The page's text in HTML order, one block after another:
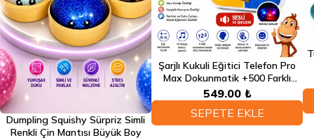
Dumpling Squishy Sürpriz Simli
Renkli Çin Mantısı Büyük Boy
SEPETE EKLE
Şarjlı Kukuli Eğitici Telefon Pro
Max Dokunmatik +500 Farklı
Eğitici Türkçe Sesli Fonksiyonlu
Telefon
549.00 ₺